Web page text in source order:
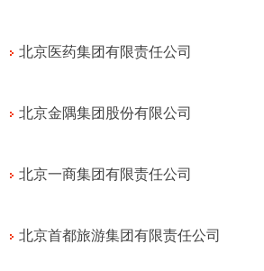
北京医药集团有限责任公司
北京金隅集团股份有限公司
北京一商集团有限责任公司
北京首都旅游集团有限责任公司